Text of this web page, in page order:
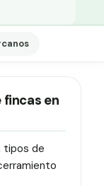
fincas en
tipos de